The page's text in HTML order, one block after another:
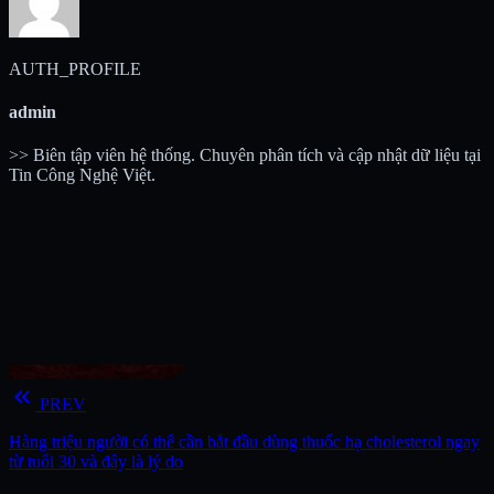
AUTH_PROFILE
admin
>> Biên tập viên hệ thống. Chuyên phân tích và cập nhật dữ liệu tại
Tin Công Nghệ Việt.
keyboard_double_arrow_left PREV
Hàng triệu người có thể cần bắt đầu dùng thuốc hạ cholesterol ngay
từ tuổi 30 và đây là lý do